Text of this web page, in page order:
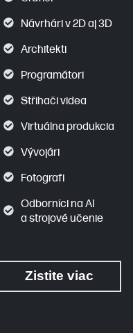
Návrhári v 2D aj 3D
Architekti
Programátori
Střihači videa
Virtuálna produkcia
Vývojári
Fotografi
Odborníci na AI
a strojové učenie
Zistite viac